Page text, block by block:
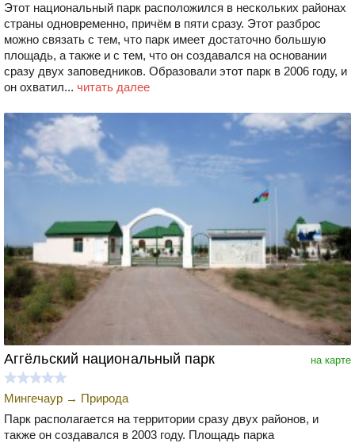
Этот национальный парк расположился в нескольких районах
страны одновременно, причём в пяти сразу. Этот разброс
можно связать с тем, что парк имеет достаточно большую
площадь, а также и с тем, что он создавался на основании
сразу двух заповедников. Образовали этот парк в 2006 году, и
он охватил... читать далее
на карте
Аггёльский национальный парк
Мингечаур → Природа
Парк располагается на территории сразу двух районов, и
также он создавался в 2003 году. Площадь парка